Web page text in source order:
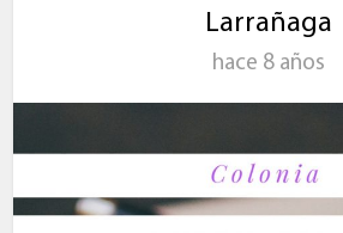
Larrañaga
hace 8 años